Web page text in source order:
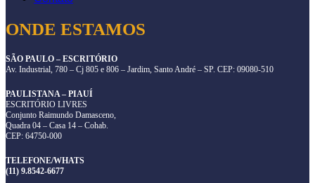
ONDE ESTAMOS
SÃO PAULO – ESCRITÓRIO
Av. Industrial, 780 – Cj 805 e 806 – Jardim, Santo André – SP. CEP: 09080-510
PAULISTANA – PIAUÍ
ESCRITÓRIO LIVRES
Conjunto Raimundo Damasceno,
Quadra 04 – Casa 14 – Cohab.
CEP: 64750-000
TELEFONE/WHATS
(11) 9.8542-6677